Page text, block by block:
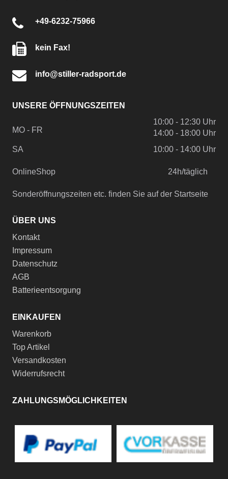
+49-6232-75966
kein Fax!
info@stiller-radsport.de
UNSERE ÖFFNUNGSZEITEN
MO - FR
10:00 - 12:30 Uhr
14:00 - 18:00 Uhr
SA
10:00 - 14:00 Uhr
OnlineShop 24h/täglich
Sonderöffnungszeiten etc. finden Sie auf der Startseite
ÜBER UNS
Kontakt
Impressum
Datenschutz
AGB
Batterieentsorgung
EINKAUFEN
Warenkorb
Top Artikel
Versandkosten
Widerrufsrecht
ZAHLUNGSMÖGLICHKEITEN